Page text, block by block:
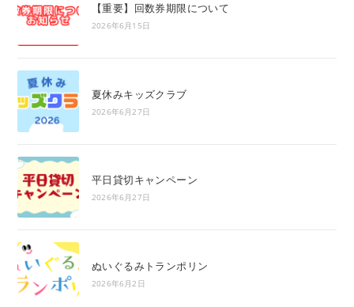
【重要】回数券期限について
2026年6月15日
夏休みキッズクラブ
2026年6月27日
平日貸切キャンペーン
2026年6月27日
ぬいぐるみトランポリン
2026年6月2日